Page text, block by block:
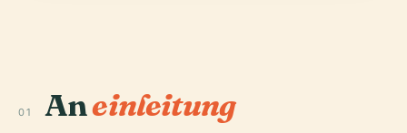
01 Aneinleitung